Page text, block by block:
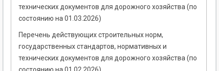
технических документов для дорожного хозяйства (по
состоянию на 01.03.2026)
Перечень действующих строительных норм,
государственных стандартов, нормативных и
технических документов для дорожного хозяйства (по